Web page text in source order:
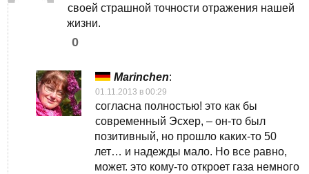
своей страшной точности отражения нашей
жизни.
0
Marinchen:
01.11.2013 в 00:29
согласна полностью! это как бы
современный Эсхер, – он-то был
позитивный, но прошло каких-то 50
лет… и надежды мало. Но все равно,
может. это кому-то откроет газа немного